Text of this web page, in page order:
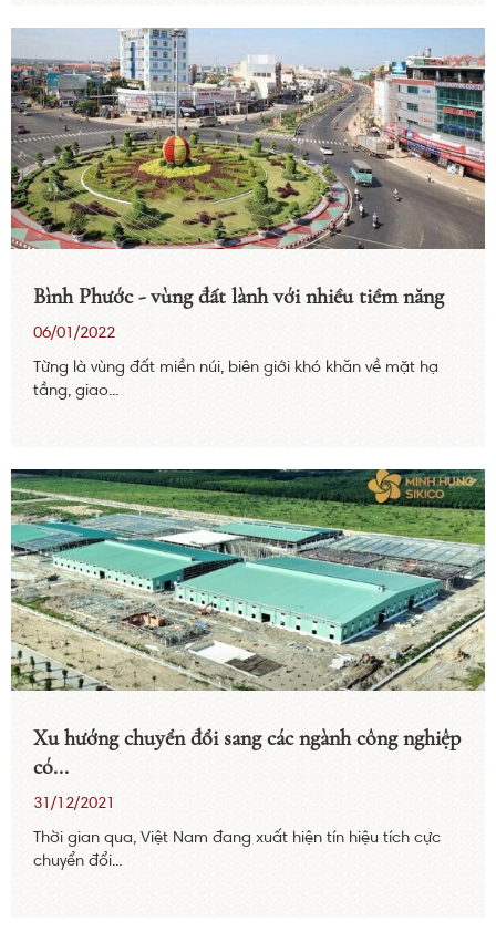
Bình Phước - vùng đất lành với nhiều tiềm năng
06/01/2022
Từng là vùng đất miền núi, biên giới khó khăn về mặt hạ
tầng, giao...
Xu hướng chuyển đổi sang các ngành công nghiệp
có...
31/12/2021
Thời gian qua, Việt Nam đang xuất hiện tín hiệu tích cực
chuyển đổi...